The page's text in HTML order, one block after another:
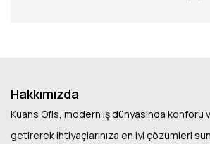
Hakkımızda
Kuans Ofis, modern iş dünyasında konforu
getirerek ihtiyaçlarınıza en iyi çözümleri